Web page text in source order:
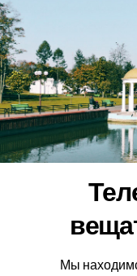
Перейти
к
содержанию
Мы